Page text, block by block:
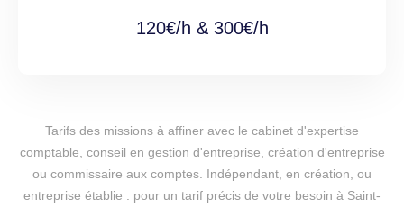
120€/h & 300€/h
Tarifs des missions à affiner avec le cabinet d'expertise
comptable, conseil en gestion d'entreprise, création d'entreprise
ou commissaire aux comptes. Indépendant, en création, ou
entreprise établie : pour un tarif précis de votre besoin à Saint-